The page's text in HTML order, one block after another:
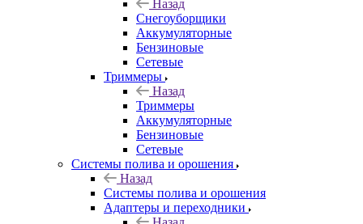
Назад
Снегоуборщики
Аккумуляторные
Бензиновые
Сетевые
Триммеры
Назад
Триммеры
Аккумуляторные
Бензиновые
Сетевые
Системы полива и орошения
Назад
Системы полива и орошения
Адаптеры и переходники